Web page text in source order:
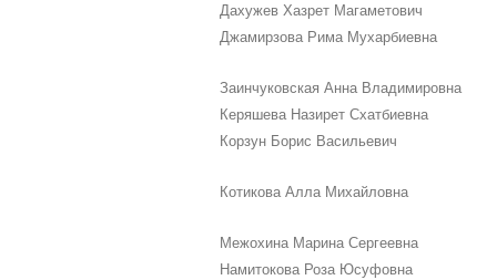
Дахужев Хазрет Магаметович
Джамирзова Рима Мухарбиевна
Заинчуковская Анна Владимировна
Керяшева Назирет Схатбиевна
Корзун Борис Васильевич
Котикова Алла Михайловна
Межохина Марина Сергеевна
Намитокова Роза Юсуфовна